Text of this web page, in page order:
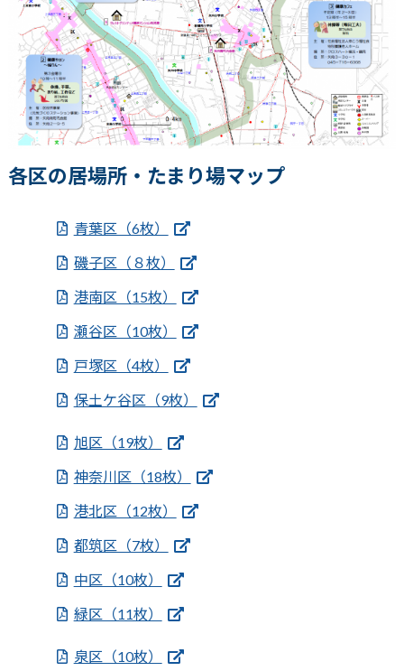
各区の居場所・たまり場マップ
青葉区（6枚）
磯子区（８枚）
港南区（15枚）
瀬谷区（10枚）
戸塚区（4枚）
保土ケ谷区（9枚）
旭区（19枚）
神奈川区（18枚）
港北区（12枚）
都筑区（7枚）
中区（10枚）
緑区（11枚）
泉区（10枚）